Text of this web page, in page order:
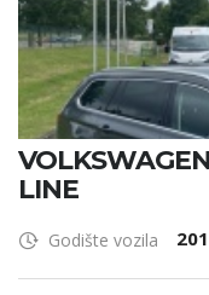
LINE
Godište vozila